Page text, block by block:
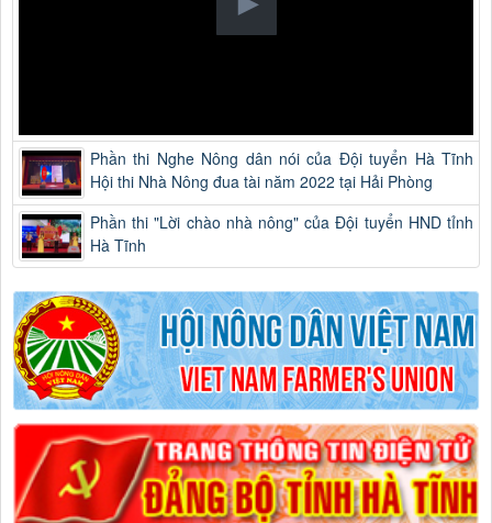
Phần thi Nghe Nông dân nói của Đội tuyển Hà Tĩnh
Hội thi Nhà Nông đua tài năm 2022 tại Hải Phòng
Phần thi "Lời chào nhà nông" của Đội tuyển HND tỉnh
Hà Tĩnh